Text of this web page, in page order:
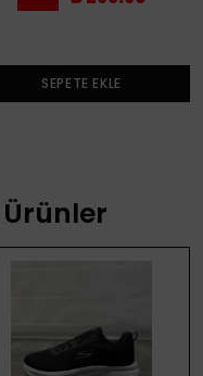
SEPETE EKLE
Ürünler